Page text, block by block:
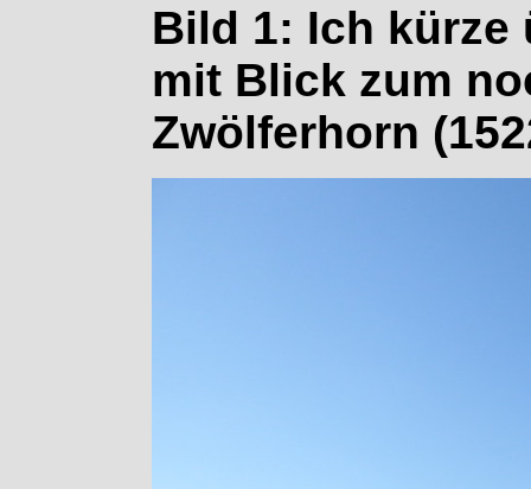
Bild 1: Ich kürze
mit Blick zum
Zwölferhorn